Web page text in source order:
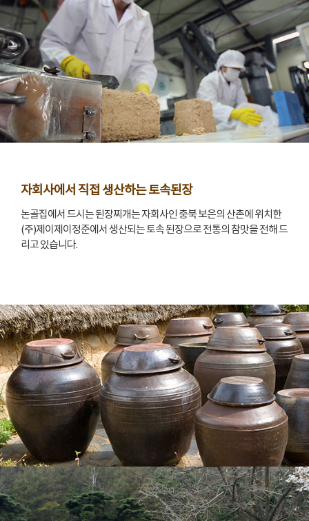
자회사에서 직접 생산하는 토속된장
논골집에서 드시는 된장찌개는 자회사인 충북 보은의 산촌에 위치한
(주)제이제이정준에서 생산되는 토속 된장으로 전통의 참맛을 전해 드
리고 있습니다.